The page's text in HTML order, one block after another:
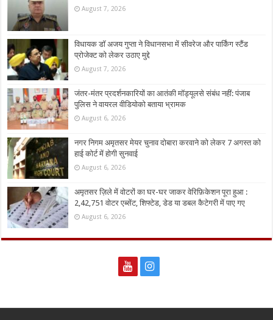
August 7, 2026
विधायक डॉ अजय गुप्ता ने विधानसभा में सीवरेज और पार्किंग स्टैंड
प्रोजेक्ट को लेकर उठाए मुद्दे
August 7, 2026
जंतर-मंतर प्रदर्शनकारियों का आतंकी मॉड्यूलसे संबंध नहीं: पंजाब
पुलिस ने वायरल वीडियोको बताया भ्रामक
August 6, 2026
नगर निगम अमृतसर मेयर चुनाव दोबारा करवाने को लेकर 7 अगस्त को
हाई कोर्ट में होगी सुनवाई
August 6, 2026
अमृतसर ज़िले में वोटरों का घर-घर जाकर वेरिफ़िकेशन पूरा हुआ :
2,42,751 वोटर एब्सेंट, शिफ्टेड, डेड या डबल कैटेगरी में पाए गए
August 6, 2026